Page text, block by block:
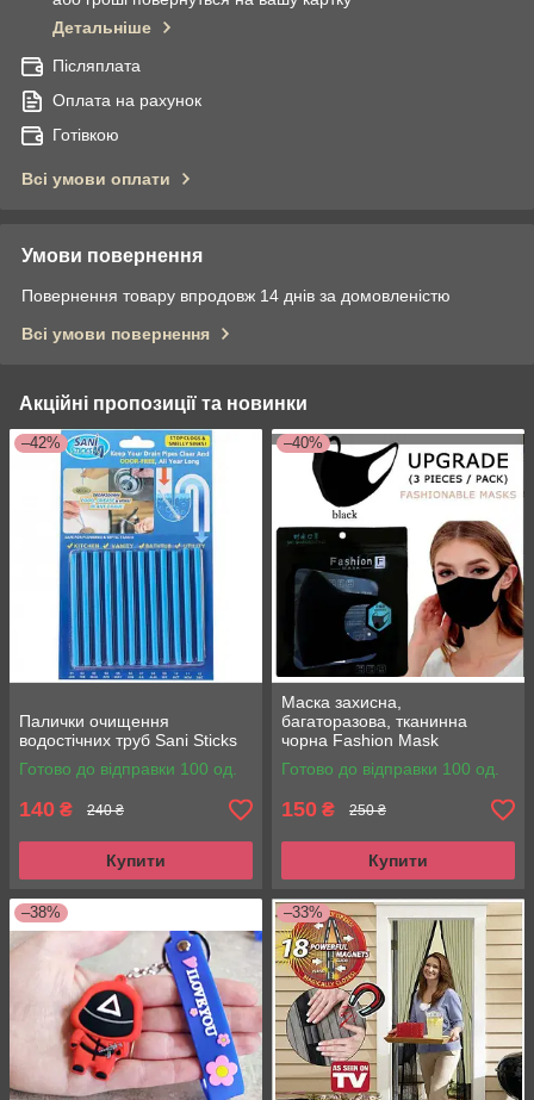
Детальніше
Післяплата
Оплата на рахунок
Готівкою
Всі умови оплати
Умови повернення
Повернення товару впродовж 14 днів за домовленістю
Всі умови повернення
Акційні пропозиції та новинки
–42%
Палички очищення
водостічних труб Sani Sticks
Готово до відправки 100 од.
140 ₴ 240 ₴
Купити
–40%
Маска захисна,
багаторазова, тканинна
чорна Fashion Mask
Готово до відправки 100 од.
150 ₴ 250 ₴
Купити
–38% –33%